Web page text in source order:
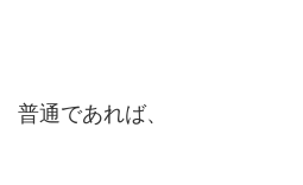
普通であれば、